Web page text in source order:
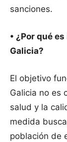
sanciones.
• ¿Por qué
Galicia?
El objetivo
Galicia no es
salud y la
medida
población de